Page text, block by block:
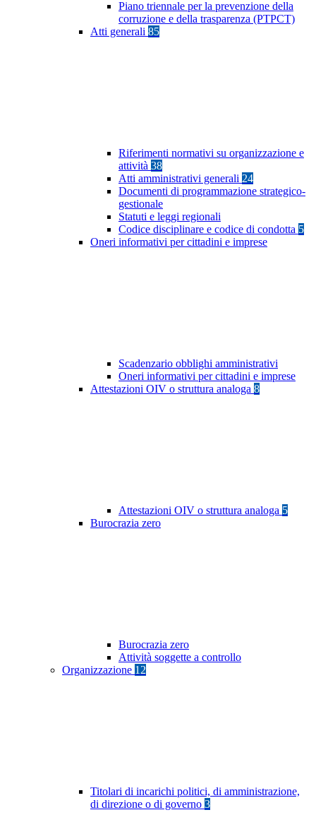
Piano triennale per la prevenzione della
corruzione e della trasparenza (PTPCT)
Atti generali 85
Riferimenti normativi su organizzazione e
attività 38
Atti amministrativi generali 24
Documenti di programmazione strategico-
gestionale
Statuti e leggi regionali
Codice disciplinare e codice di condotta 5
Oneri informativi per cittadini e imprese
Scadenzario obblighi amministrativi
Oneri informativi per cittadini e imprese
Attestazioni OIV o struttura analoga 8
Attestazioni OIV o struttura analoga 5
Burocrazia zero
Burocrazia zero
Attività soggette a controllo
Organizzazione 12
Titolari di incarichi politici, di amministrazione,
di direzione o di governo 3